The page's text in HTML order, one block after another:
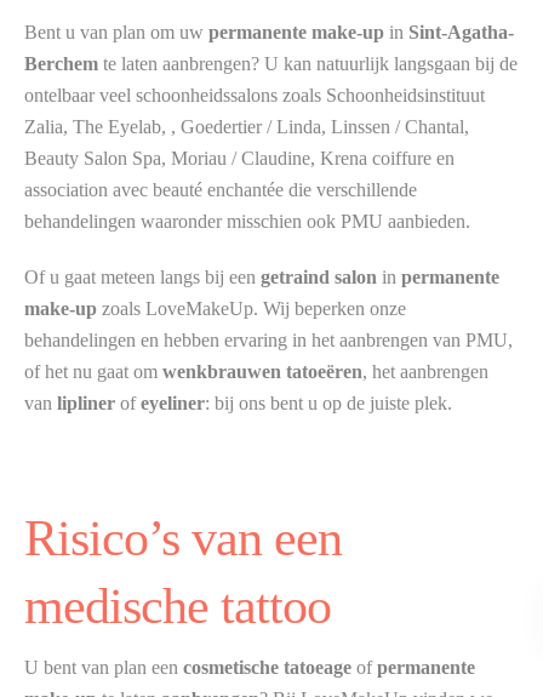
Bent u van plan om uw permanente make-up in Sint-Agatha-
Berchem te laten aanbrengen? U kan natuurlijk langsgaan bij de
ontelbaar veel schoonheidssalons zoals Schoonheidsinstituut
Zalia, The Eyelab, , Goedertier / Linda, Linssen / Chantal,
Beauty Salon Spa, Moriau / Claudine, Krena coiffure en
association avec beauté enchantée die verschillende
behandelingen waaronder misschien ook PMU aanbieden.
Of u gaat meteen langs bij een getraind salon in permanente
make-up zoals LoveMakeUp. Wij beperken onze
behandelingen en hebben ervaring in het aanbrengen van PMU,
of het nu gaat om wenkbrauwen tatoeëren, het aanbrengen
van lipliner ofeyeliner: bij ons bent u op de juiste plek.
Risico’s van een
medische tattoo
U bent van plan een cosmetische tatoeage ofpermanente